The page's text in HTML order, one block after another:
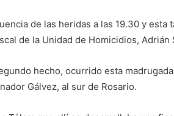
de las heridas a las 19.30 y esta
de la Unidad de Homicidios, Adrián
hecho, ocurrido esta
Gálvez, al sur de Rosario.